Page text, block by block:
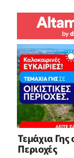
Τεμάχια Γης
Περιοχές